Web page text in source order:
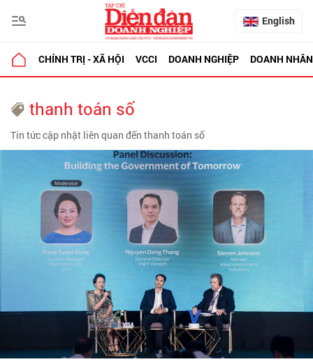
English
CHÍNH TRỊ - XÃ HỘI VCCI DOANH NGHIỆP DOANH NHÂN
thanh toán số
Tin tức cập nhật liên quan đến thanh toán số